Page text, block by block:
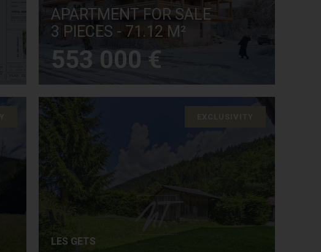
APARTMENT FOR SALE
3 PIECES - 71.12 M²
553 000 €
LES GETS